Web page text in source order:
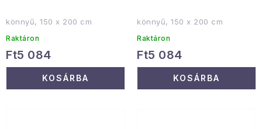
könnyű, 150 x 200 cm
Raktáron
Ft5 084
KOSÁRBA
könnyű, 150 x 200 cm
Raktáron
Ft5 084
KOSÁRBA